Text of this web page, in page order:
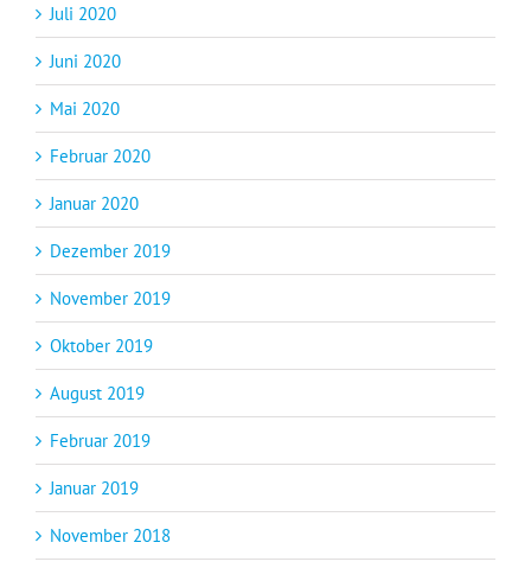
Juli 2020
Juni 2020
Mai 2020
Februar 2020
Januar 2020
Dezember 2019
November 2019
Oktober 2019
August 2019
Februar 2019
Januar 2019
November 2018